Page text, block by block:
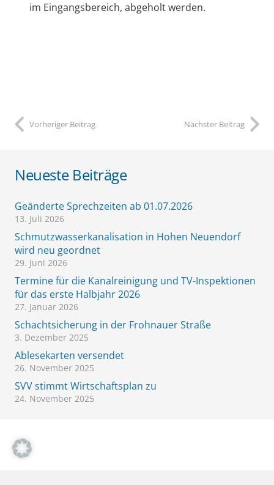
im Eingangsbereich, abgeholt werden.
Vorheriger Beitrag Nächster Beitrag
Neueste Beiträge
Geänderte Sprechzeiten ab 01.07.2026
13. Juli 2026
Schmutzwasserkanalisation in Hohen Neuendorf
wird neu geordnet
29. Juni 2026
Termine für die Kanalreinigung und TV-Inspektionen
für das erste Halbjahr 2026
27. Januar 2026
Schachtsicherung in der Frohnauer Straße
3. Dezember 2025
Ablesekarten versendet
26. November 2025
SVV stimmt Wirtschaftsplan zu
24. November 2025